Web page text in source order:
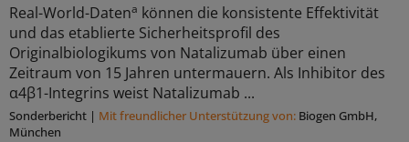
Real-World-Datena können die konsistente Effektivität
und das etablierte Sicherheitsprofil des
Originalbiologikums von Natalizumab über einen
Zeitraum von 15 Jahren untermauern. Als Inhibitor des
α4β1-Integrins weist Natalizumab ...
Sonderbericht | Mit freundlicher Unterstützung von: Biogen GmbH,
München